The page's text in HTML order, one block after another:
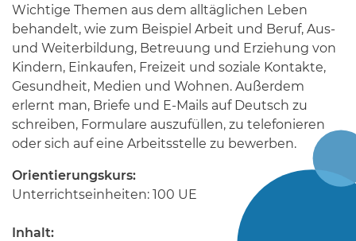
Wichtige Themen aus dem alltäglichen Leben
behandelt, wie zum Beispiel Arbeit und Beruf, Aus-
und Weiterbildung, Betreuung und Erziehung von
Kindern, Einkaufen, Freizeit und soziale Kontakte,
Gesundheit, Medien und Wohnen. Außerdem
erlernt man, Briefe und E-Mails auf Deutsch zu
schreiben, Formulare auszufüllen, zu telefonieren
oder sich auf eine Arbeitsstelle zu bewerben.
Orientierungskurs:
Unterrichtseinheiten: 100 UE
Inhalt: